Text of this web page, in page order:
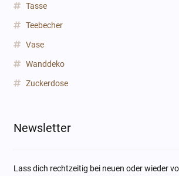
Tasse
Teebecher
Vase
Wanddeko
Zuckerdose
Newsletter
Lass dich rechtzeitig bei neuen oder wieder